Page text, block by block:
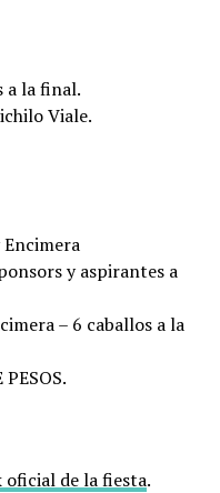
a la final.
Viale.
Encimera
y aspirantes a
– 6 caballos a la
oficial de la fiesta.